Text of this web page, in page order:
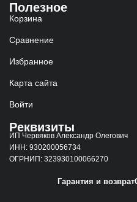
Полезное
Корзина
Сравнение
Избранное
Карта сайта
Войти
Реквизиты
ИП Червяков Александр Олегович
ИНН: 930200056734
ОГРНИП: 323930100066270
Гарантия и возврат